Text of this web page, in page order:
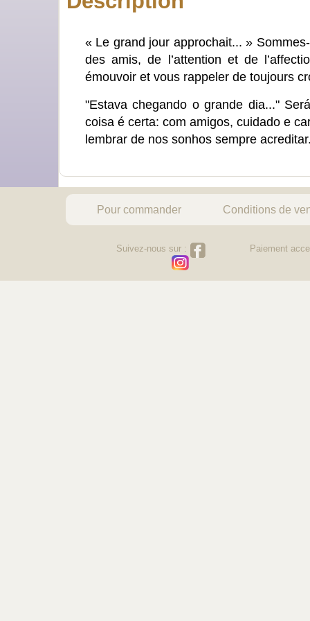
« Le grand jour approchait... »
des amis, de l’attention et de
émouvoir et vous rappeler de toujours
"Estava chegando o grande dia..."
coisa é certa: com amigos, cuidado e
lembrar de nos sonhos sempre
Pour commander Conditions de
Suivez-nous sur : Paiement